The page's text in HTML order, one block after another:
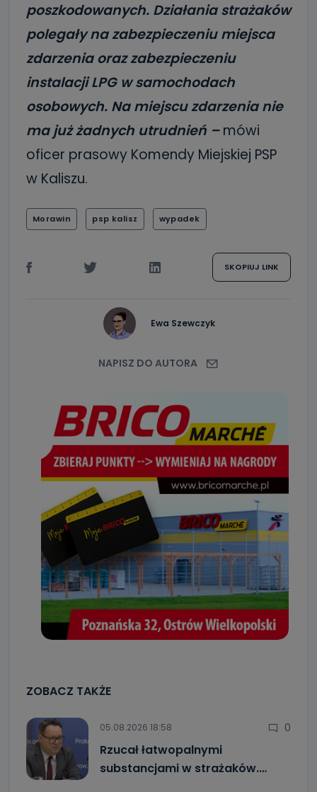
poszkodowanych. Działania strażaków
polegały na zabezpieczeniu miejsca
zdarzenia oraz zabezpieczeniu
instalacji LPG w samochodach
osobowych. Na miejscu zdarzenia nie
ma już żadnych utrudnień –mówi
oficer prasowy Komendy Miejskiej PSP
w Kaliszu.
Morawin psp kalisz wypadek
SKOPIUJ LINK
Ewa Szewczyk
NAPISZ DO AUTORA
ZOBACZ TAKŻE
05.08.2026 18:58 0
Rzucał łatwopalnymi
substancjami w strażaków.…